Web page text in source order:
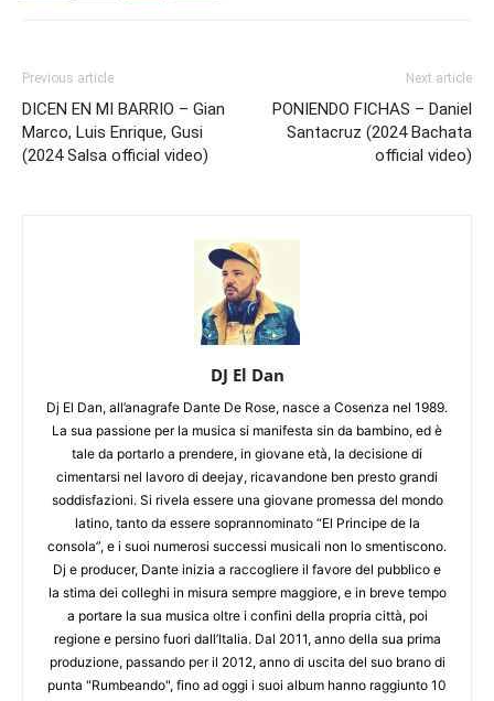
Previous article
DICEN EN MI BARRIO – Gian
Marco, Luis Enrique, Gusi
(2024 Salsa official video)
Next article
PONIENDO FICHAS – Daniel
Santacruz (2024 Bachata
official video)
DJ El Dan
Dj El Dan, all’anagrafe Dante De Rose, nasce a Cosenza nel 1989.
La sua passione per la musica si manifesta sin da bambino, ed è
tale da portarlo a prendere, in giovane età, la decisione di
cimentarsi nel lavoro di deejay, ricavandone ben presto grandi
soddisfazioni. Si rivela essere una giovane promessa del mondo
latino, tanto da essere soprannominato “El Principe de la
consola”, e i suoi numerosi successi musicali non lo smentiscono.
Dj e producer, Dante inizia a raccogliere il favore del pubblico e
la stima dei colleghi in misura sempre maggiore, e in breve tempo
a portare la sua musica oltre i confini della propria città, poi
regione e persino fuori dall’Italia. Dal 2011, anno della sua prima
produzione, passando per il 2012, anno di uscita del suo brano di
punta "Rumbeando", fino ad oggi i suoi album hanno raggiunto 10